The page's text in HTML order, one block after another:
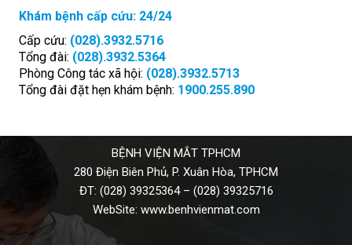
Khám bệnh cấp cứu: 24/24
Cấp cứu: (028).3932.5716
Tổng đài: (028).3932.5364
Phòng Công tác xã hội: (028).3932.5713
Tổng đài đặt hẹn khám bệnh: 1900.255.890
BỆNH VIỆN MẮT TPHCM
280 Điện Biên Phủ, P. Xuân Hòa, TPHCM
ĐT: (028) 39325364– (028) 39325716
WebSite: www.benhvienmat.com